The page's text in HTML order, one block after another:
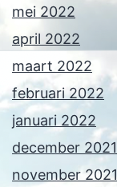
mei 2022
april 2022
maart 2022
februari 2022
januari 2022
december 2021
november 2021